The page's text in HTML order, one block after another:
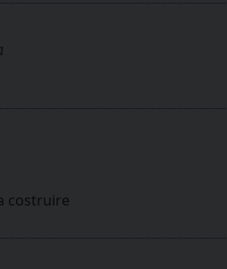
costruire